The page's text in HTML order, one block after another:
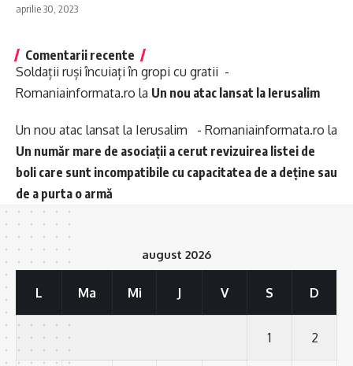
aprilie 30, 2023
Comentarii recente
Soldații ruși încuiați în gropi cu gratii -
Romaniainformata.ro la Un nou atac lansat la Ierusalim
Un nou atac lansat la Ierusalim - Romaniainformata.ro la
Un număr mare de asociații a cerut revizuirea listei de
boli care sunt incompatibile cu capacitatea de a deține sau
de a purta o armă
august 2026
L Ma Mi J V S D
1 2